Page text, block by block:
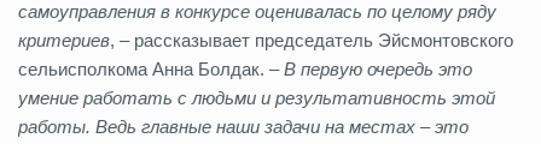
самоуправления в конкурсе оценивалась по целому ряду
критериев, – рассказывает председатель Эйсмонтовского
сельисполкома Анна Болдак. –В первую очередь это
умение работать с людьми и результативность этой
работы. Ведь главные наши задачи на местах – это